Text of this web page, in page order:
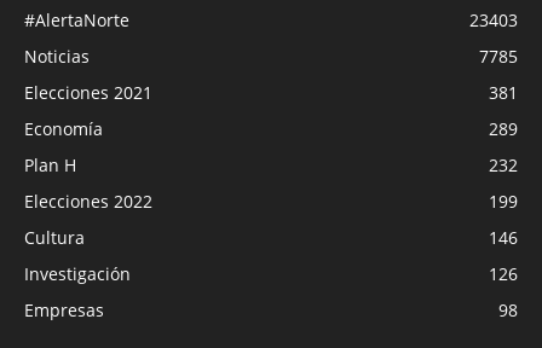
#AlertaNorte
23403
Noticias
7785
Elecciones 2021
381
Economía
289
Plan H
232
Elecciones 2022
199
Cultura
146
Investigación
126
Empresas
98